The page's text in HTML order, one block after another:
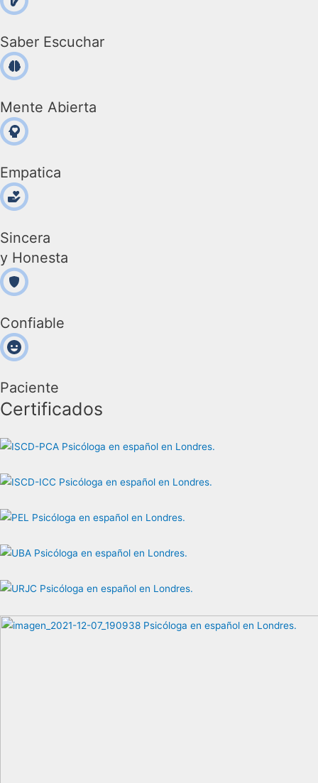
Saber Escuchar
Mente Abierta
Empatica
Sincera
y Honesta
Confiable
Paciente
Certificados